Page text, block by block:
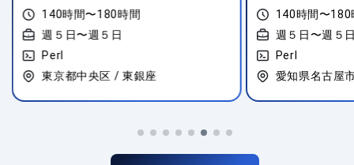
140時間〜180時間
週５日〜週５日
Perl
東京都中央区 / 東銀座
140時間〜180
週５日〜週５
Perl
愛知県名古屋